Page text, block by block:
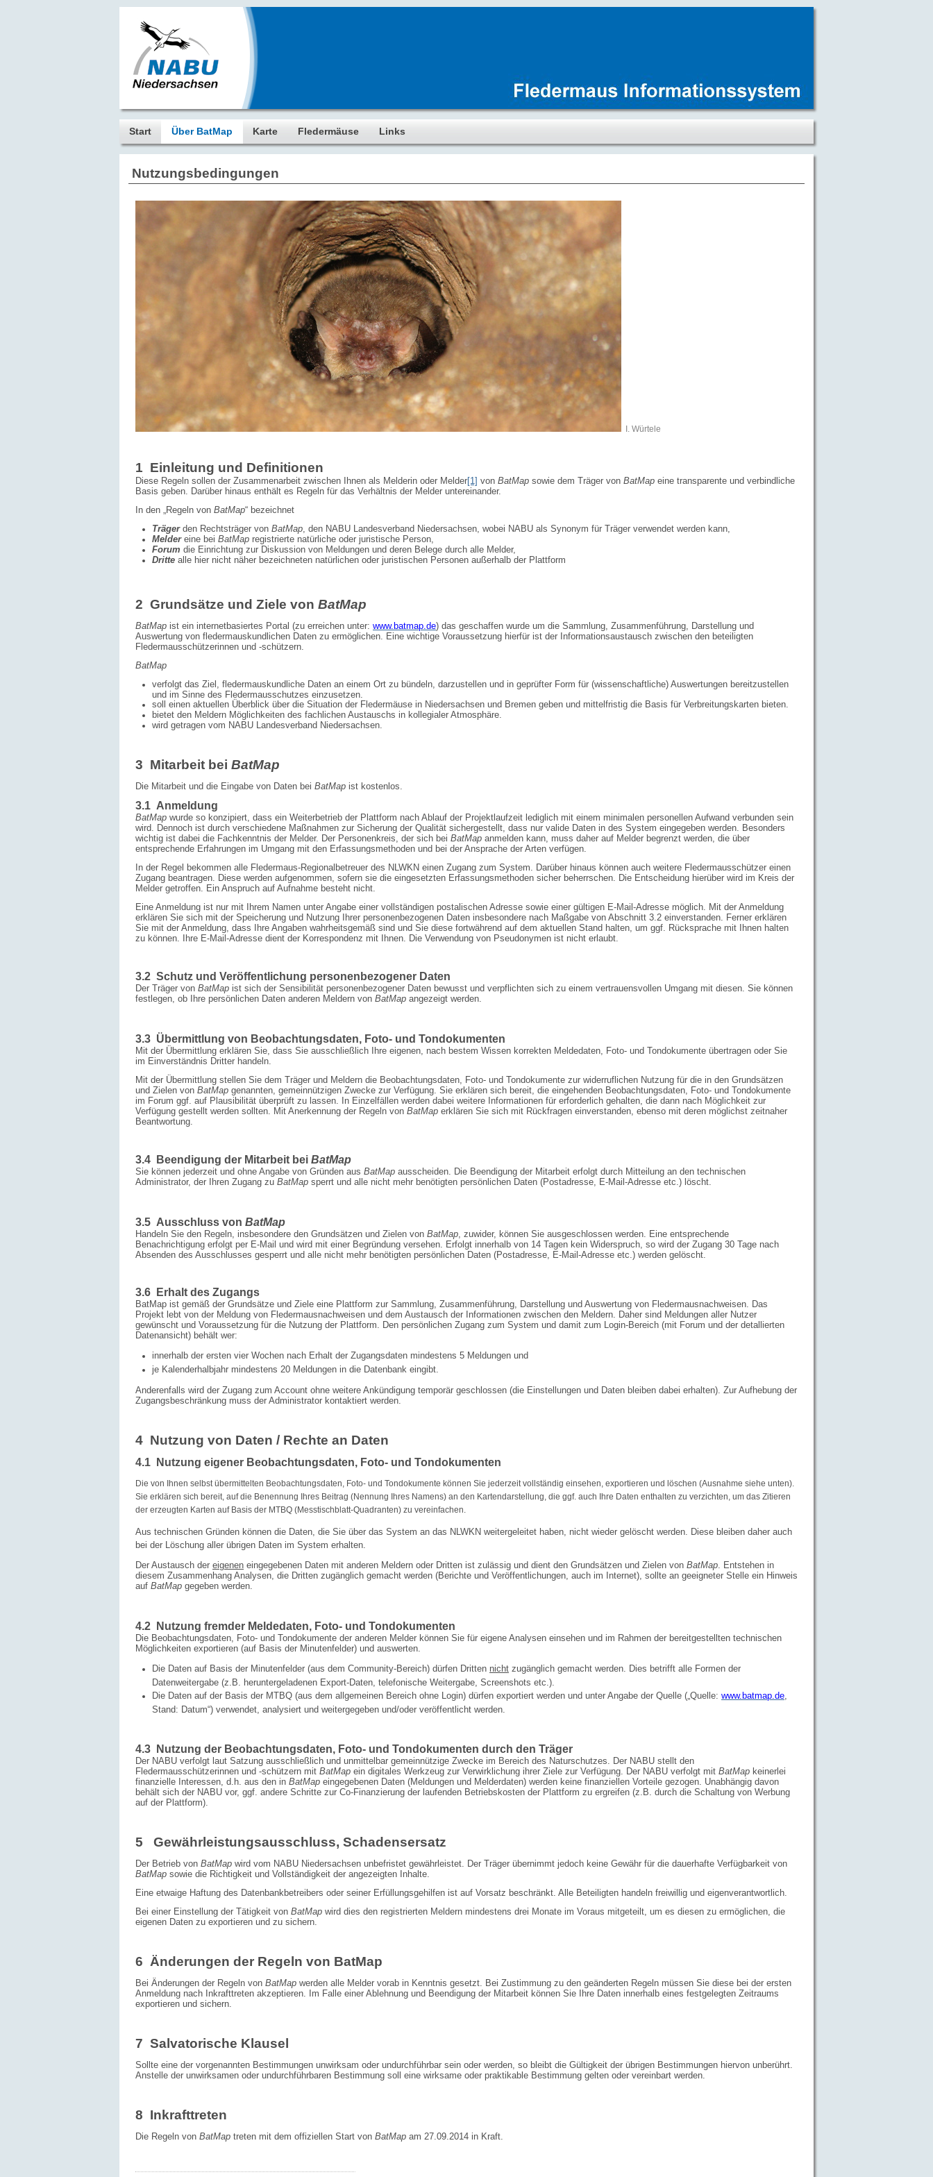
Start Über BatMap Karte Fledermäuse Links
Nutzungsbedingungen
I. Würtele
1 Einleitung und Definitionen
Diese Regeln sollen der Zusammenarbeit zwischen Ihnen als Melderin oder Melder[1] von BatMap sowie dem Träger von BatMap eine transparente und verbindliche
Basis geben. Darüber hinaus enthält es Regeln für das Verhältnis der Melder untereinander.
In den „Regeln von BatMap“ bezeichnet
Trägerden Rechtsträger von BatMap, den NABU Landesverband Niedersachsen, wobei NABU als Synonym für Träger verwendet werden kann,
Meldereine bei BatMap registrierte natürliche oder juristische Person,
Forum die Einrichtung zur Diskussion von Meldungen und deren Belege durch alle Melder,
Dritte alle hier nicht näher bezeichneten natürlichen oder juristischen Personen außerhalb der Plattform
2 Grundsätze und Ziele von BatMap
BatMap ist ein internetbasiertes Portal (zu erreichen unter: www.batmap.de) das geschaffen wurde um die Sammlung, Zusammenführung, Darstellung und
Auswertung von fleder­maus­kundlichen Daten zu ermöglichen. Eine wichtige Voraus­setzung hierfür ist der Informationsaustausch zwischen den beteiligten
Fledermausschützer­innen und -schützern.
BatMap
verfolgt das Ziel, fledermauskundliche Daten an einem Ort zu bündeln, darzustellen und in geprüfter Form für (wissenschaftliche) Auswertungen bereitzustellen
und im Sinne des Fledermausschutzes einzusetzen.
soll einen aktuellen Überblick über die Situation der Fledermäuse in Niedersachsen und Bremen geben und mittelfristig die Basis für Verbreitungskarten bieten.
bietet den Meldern Möglichkeiten des fachlichen Austauschs in kollegialer Atmosphäre.
wird getragen vom NABU Landesverband Niedersachsen.
3 Mitarbeit bei BatMap
Die Mitarbeit und die Eingabe von Daten bei BatMap ist kostenlos.
3.1 Anmeldung
BatMap wurde so konzipiert, dass ein Weiterbetrieb der Plattform nach Ablauf der Projektlaufzeit lediglich mit einem minimalen personellen Aufwand verbunden sein
wird. Dennoch ist durch verschiedene Maßnahmen zur Sicherung der Qualität sichergestellt, dass nur valide Daten in des System eingegeben werden. Besonders
wichtig ist dabei die Fachkenntnis der Melder. Der Personenkreis, der sich bei BatMap anmelden kann, muss daher auf Melder begrenzt werden, die über
entsprechende Erfahrungen im Umgang mit den Erfassungsmethoden und bei der Ansprache der Arten verfügen.
In der Regel bekommen alle Fledermaus-Regionalbetreuer des NLWKN einen Zugang zum System. Darüber hinaus können auch weitere Fledermausschützer einen
Zugang be­antragen. Diese werden aufgenommen, sofern sie die eingesetzten Erfassungsmethoden sicher beherrschen. Die Entscheidung hierüber wird im Kreis der
Melder getroffen. Ein Anspruch auf Aufnahme besteht nicht.
Eine Anmeldung ist nur mit Ihrem Namen unter Angabe einer vollständigen postalischen Adresse sowie einer gültigen E-Mail-Adresse möglich. Mit der Anmeldung
erklären Sie sich mit der Speicherung und Nutzung Ihrer personenbezogenen Daten insbesondere nach Maß­gabe von Abschnitt 3.2 einverstanden. Ferner erklären
Sie mit der Anmeldung, dass Ihre Angaben wahrheitsgemäß sind und Sie diese fortwährend auf dem aktuellen Stand halten, um ggf. Rücksprache mit Ihnen halten
zu können. Ihre E-Mail-Adresse dient der Korrespondenz mit Ihnen. Die Verwendung von Pseudonymen ist nicht erlaubt.
3.2 Schutz und Veröffentlichung personenbezogener Daten
Der Träger von BatMap ist sich der Sensibilität personenbezogener Daten bewusst und verpflichten sich zu einem vertrauensvollen Umgang mit diesen. Sie können
festlegen, ob Ihre persönlichen Daten anderen Meldern von BatMap angezeigt werden.
3.3 Übermittlung von Beobachtungsdaten, Foto- und Tondokumenten
Mit der Übermittlung erklären Sie, dass Sie ausschließlich Ihre eigenen, nach bestem Wissen korrekten Meldedaten, Foto- und Tondokumente übertragen oder Sie
im Einverständnis Dritter handeln.
Mit der Übermittlung stellen Sie dem Träger und Meldern die Beobachtungsdaten, Foto- und Tondokumente zur widerruflichen Nutzung für die in den Grundsätzen
und Zielen von BatMap genannten, gemeinnützigen Zwecke zur Verfügung. Sie erklären sich bereit, die eingehenden Beobachtungsdaten, Foto- und Tondokumente
im Forum ggf. auf Plausibilität überprüft zu lassen. In Einzelfällen werden dabei weitere Informationen für erforderlich gehalten, die dann nach Möglichkeit zur
Verfügung gestellt werden sollten. Mit Anerkennung der Regeln von BatMap erklären Sie sich mit Rückfragen einverstanden, ebenso mit deren möglichst zeitnaher
Beantwortung.
3.4 Beendigung der Mitarbeit bei BatMap
Sie können jederzeit und ohne Angabe von Gründen aus BatMap ausscheiden. Die Be­endigung der Mitarbeit erfolgt durch Mitteilung an den technischen
Administrator, der Ihren Zugang zu BatMap sperrt und alle nicht mehr benötigten persönlichen Daten (Postadresse, E-Mail-Adresse etc.) löscht.
3.5 Ausschluss von BatMap
Handeln Sie den Regeln, insbesondere den Grundsätzen und Zielen von BatMap, zuwider, können Sie ausgeschlossen werden. Eine entsprechende
Benachrichtigung erfolgt per E-Mail und wird mit einer Begründung versehen. Erfolgt innerhalb von 14 Tagen kein Widerspruch, so wird der Zugang 30 Tage nach
Absenden des Ausschlusses gesperrt und alle nicht mehr benötigten persönlichen Daten (Postadresse, E-Mail-Adresse etc.) werden gelöscht.
3.6 Erhalt des Zugangs
BatMap ist gemäß der Grundsätze und Ziele eine Plattform zur Sammlung, Zusammenführung, Darstellung und Auswertung von Fledermausnachweisen. Das
Projekt lebt von der Meldung von Fledermausnachweisen und dem Austausch der Informationen zwischen den Meldern. Daher sind Meldungen aller Nutzer
gewünscht und Voraussetzung für die Nutzung der Plattform. Den persönlichen Zugang zum System und damit zum Login-Bereich (mit Forum und der detallierten
Datenansicht) behält wer:
innerhalb der ersten vier Wochen nach Erhalt der Zugangsdaten mindestens 5 Meldungen und
je Kalenderhalbjahr mindestens 20 Meldungen in die Datenbank eingibt.
Anderenfalls wird der Zugang zum Account ohne weitere Ankündigung temporär geschlossen (die Einstellungen und Daten bleiben dabei erhalten). Zur Aufhebung der
Zugangsbeschränkung muss der Administrator kontaktiert werden.
4 Nutzung von Daten / Rechte an Daten
4.1 Nutzung eigener Beobachtungsdaten, Foto- und Tondokumenten
Die von Ihnen selbst übermittelten Beobachtungsdaten, Foto- und Tondokumente können Sie jederzeit vollständig einsehen, exportieren und löschen (Ausnahme siehe unten).
Sie erklären sich bereit, auf die Benennung Ihres Beitrag (Nennung Ihres Namens) an den Karten­dar­stellung, die ggf. auch Ihre Daten enthalten zu verzichten, um das Zitieren
der erzeugten Karten auf Basis der MTBQ (Messtischblatt-Quadranten) zu vereinfachen.
Aus technischen Gründen können die Daten, die Sie über das System an das NLWKN weiter­geleitet haben, nicht wieder gelöscht werden. Diese bleiben daher auch
bei der Löschung aller übrigen Daten im System erhalten.
Der Austausch der eigenen eingegebenen Daten mit anderen Meldern oder Dritten ist zulässig und dient den Grundsätzen und Zielen von BatMap. Entstehen in
diesem Zusammenhang Analysen, die Dritten zugänglich gemacht werden (Berichte und Ver­öffentlichungen, auch im Internet), sollte an geeigneter Stelle ein Hinweis
auf BatMap gegeben werden.
4.2 Nutzung fremder Meldedaten, Foto- und Tondokumenten
Die Beobachtungsdaten, Foto- und Tondokumente der anderen Melder können Sie für eigene Analysen einsehen und im Rahmen der bereitgestellten technischen
Möglichkeiten exportieren (auf Basis der Minutenfelder) und auswerten.
Die Daten auf Basis der Minutenfelder (aus dem Community-Bereich) dürfen Dritten nicht zugänglich gemacht werden. Dies betrifft alle Formen der
Datenweitergabe (z.B. herunter­geladenen Export-Daten, telefonische Weitergabe, Screenshots etc.).
Die Daten auf der Basis der MTBQ (aus dem allgemeinen Bereich ohne Login) dürfen exportiert werden und unter Angabe der Quelle („Quelle: www.batmap.de,
Stand: Datum“) verwendet, analysiert und weitergegeben und/oder veröffentlicht werden.
4.3 Nutzung der Beobachtungsdaten, Foto- und Tondokumenten durch den Träger
Der NABU verfolgt laut Satzung ausschließlich und unmittelbar gemein­nützige Zwecke im Bereich des Naturschutzes. Der NABU stellt den
Fledermausschützerinnen und -schützern mit BatMap ein digitales Werkzeug zur Ver­wirklichung ihrer Ziele zur Verfügung. Der NABU verfolgt mit BatMap keinerlei
finanzielle Interessen, d.h. aus den in BatMap eingegebenen Daten (Meldungen und Melderdaten) werden keine finanziellen Vorteile gezogen. Unabhängig davon
behält sich der NABU vor, ggf. andere Schritte zur Co-Finanzierung der laufenden Betriebskosten der Plattform zu ergreifen (z.B. durch die Schaltung von Werbung
auf der Plattform).
5 Gewährleistungsausschluss, Schadensersatz
Der Betrieb von BatMap wird vom NABU Niedersachsen unbefristet gewährleistet. Der Träger übernimmt jedoch keine Gewähr für die dauerhafte Verfügbarkeit von
BatMap sowie die Richtigkeit und Vollständigkeit der angezeigten Inhalte.
Eine etwaige Haftung des Datenbankbetreibers oder seiner Erfüllungsgehilfen ist auf Vorsatz beschränkt. Alle Beteiligten handeln freiwillig und eigenverantwortlich.
Bei einer Einstellung der Tätigkeit von BatMap wird dies den registrierten Meldern mindestens drei Monate im Voraus mitgeteilt, um es diesen zu ermöglichen, die
eigenen Daten zu exportieren und zu sichern.
6 Änderungen der Regeln von BatMap
Bei Änderungen der Regeln von BatMap werden alle Melder vorab in Kenntnis gesetzt. Bei Zustimmung zu den geänderten Regeln müssen Sie diese bei der ersten
Anmeldung nach Inkrafttreten akzeptieren. Im Falle einer Ablehnung und Beendigung der Mitarbeit können Sie Ihre Daten innerhalb eines festgelegten Zeitraums
exportieren und sichern.
7 Salvatorische Klausel
Sollte eine der vorgenannten Bestimmungen unwirksam oder undurchführbar sein oder werden, so bleibt die Gültigkeit der übrigen Bestimmungen hiervon unberührt.
Anstelle der unwirksamen oder undurchführbaren Bestimmung soll eine wirksame oder praktikable Bestimmung gelten oder vereinbart werden.
8 Inkrafttreten
Die Regeln von BatMap treten mit dem offiziellen Start von BatMap am 27.09.2014 in Kraft.